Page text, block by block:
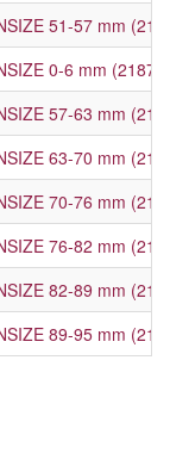
51-57 mm
0-6 mm (2187-
57-63 mm
63-70 mm
70-76 mm
76-82 mm
82-89 mm
89-95 mm